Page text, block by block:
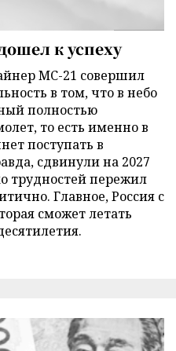
к успеху
МС-21 совершил
в том, что в небо
полностью
то есть именно в
поступать в
сдвинули на 2027
трудностей пережил
Главное, Россия с
сможет летать